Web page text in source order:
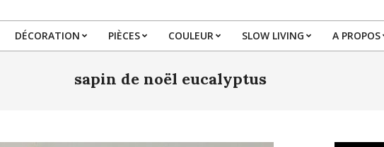
Primary
Menu
DÉCORATION PIÈCES COULEUR SLOW LIVING A PROPOS
sapin de noël eucalyptus